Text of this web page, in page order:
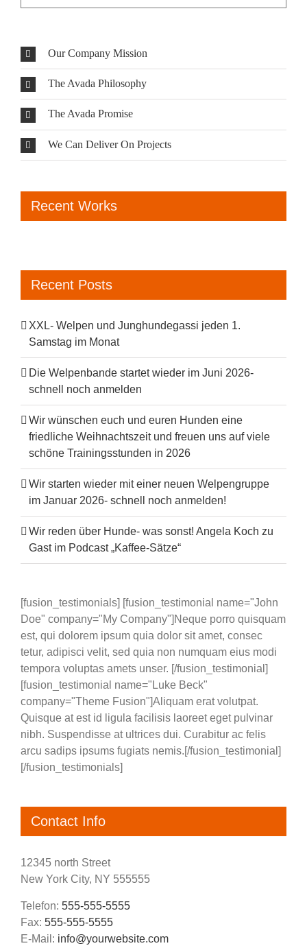
Our Company Mission
The Avada Philosophy
The Avada Promise
We Can Deliver On Projects
Recent Works
Recent Posts
XXL- Welpen und Junghundegassi jeden 1.
Samstag im Monat
Die Welpenbande startet wieder im Juni 2026-
schnell noch anmelden
Wir wünschen euch und euren Hunden eine
friedliche Weihnachtszeit und freuen uns auf viele
schöne Trainingsstunden in 2026
Wir starten wieder mit einer neuen Welpengruppe
im Januar 2026- schnell noch anmelden!
Wir reden über Hunde- was sonst! Angela Koch zu
Gast im Podcast „Kaffee-Sätze“
[fusion_testimonials] [fusion_testimonial name="John
Doe" company="My Company"]Neque porro quisquam
est, qui dolorem ipsum quia dolor sit amet, consec
tetur, adipisci velit, sed quia non numquam eius modi
tempora voluptas amets unser. [/fusion_testimonial]
[fusion_testimonial name="Luke Beck"
company="Theme Fusion"]Aliquam erat volutpat.
Quisque at est id ligula facilisis laoreet eget pulvinar
nibh. Suspendisse at ultrices dui. Curabitur ac felis
arcu sadips ipsums fugiats nemis.[/fusion_testimonial]
[/fusion_testimonials]
Contact Info
12345 north Street
New York City, NY 555555
Telefon: 555-555-5555
Fax: 555-555-5555
E-Mail: info@yourwebsite.com